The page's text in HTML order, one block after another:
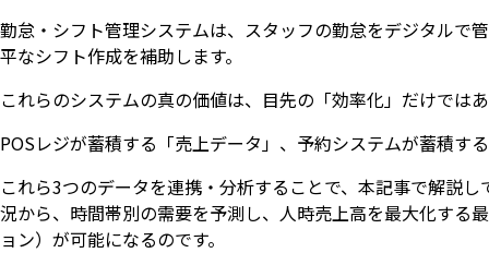
勤怠・シフト管理システムは、スタッフの勤怠をデジタルで
平なシフト作成を補助します。
これらのシステムの真の価値は、目先の「効率化」だけでは
POSレジが蓄積する「売上データ」、予約システムが蓄積
これら3つのデータを連携・分析することで、本記事で解説
況から、時間帯別の需要を予測し、人時売上高を最大化する
ョン）が可能になるのです。